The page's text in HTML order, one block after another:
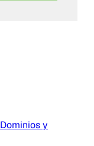
Dominios y